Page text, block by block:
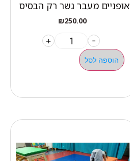
אופניים מעבר גשר רק הבסיס
₪250.00
-
+
הוספה לסל